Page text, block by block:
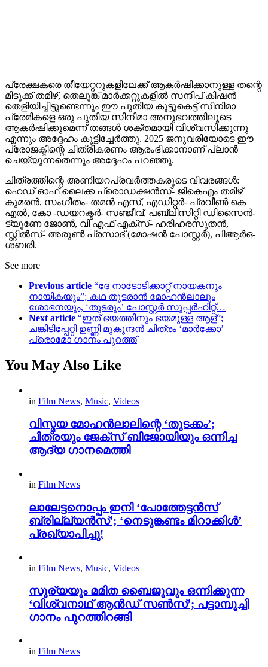
പ്രേക്ഷകരെ തീയേറ്ററുകളിലേക്ക് ആകർഷിക്കാനുള്ള തന്റെ
മിടുക്ക് തമിഴ്, തെലുങ്ക് മാർക്കറ്റുകളിൽ സന്ദീപ് കിഷൻ
തെളിയിച്ചിട്ടുണ്ടെന്നും ഈ പുതിയ കൂട്ടുകെട്ട് സിനിമാ
പ്രേമികളെ ഒരു പുതിയ സിനിമാ അനുഭവത്തിലൂടെ
ആകർഷിക്കുമെന്ന് തങ്ങൾ ശക്തമായി വിശ്വസിക്കുന്നു
എന്നും അദ്ദേഹം കൂട്ടിച്ചേർത്തു. 2025 ജനുവരിയോടെ ഈ
പ്രോജക്ടിന്റെ ചിത്രീകരണം ആരംഭിക്കാനാണ് പ്ലാൻ
ചെയ്യുന്നതെന്നും അദ്ദേഹം പറഞ്ഞു.
ചിത്രത്തിന്റെ അണിയറപ്രവർത്തകരുടെ വിവരങ്ങൾ:
ഹെഡ് ഓഫ് ലൈക്ക പ്രൊഡക്ഷൻസ്- ജികെഎം തമിഴ്
കുമരൻ, സംഗീതം- തമൻ എസ്, എഡിറ്റർ- പ്രവീൺ കെ
എൽ, കോ -ഡയറക്ടർ- സഞ്ജീവ്, പബ്ലിസിറ്റി ഡിസൈൻ-
ട്യൂണേ ജോൺ, വി എഫ് എക്സ്- ഹരിഹരസുതൻ,
സ്റ്റിൽസ്- അരുൺ പ്രസാദ് (മോഷൻ പോസ്റ്റർ), പിആർഒ-
ശബരി.
See more
Previous article “ദേ നാടോടിക്കാറ്റ് നായകനും
നായികയും”; കഥ തുടരാൻ മോഹൻലാലും
ശോഭനയും, ‘തുടരും’ പോസ്റ്റർ സൂപ്പർഹിറ്റ്…
Next article “ഇത് ഭയത്തിനും ഭയമുള്ള ആള്”;
ചങ്കിടിപ്പേറ്റി ഉണ്ണി മുകുന്ദൻ ചിത്രം ‘മാർക്കോ’
പ്രൊമോ ഗാനം പുറത്ത്
You May Also Like
in Film News, Music, Videos
വിസ്മയ മോഹൻലാലിന്റെ ‘തുടക്കം’;
ചിത്രയും ജേക്സ് ബിജോയിയും ഒന്നിച്ച
ആദ്യ ഗാനമെത്തി
in Film News
ലാലേട്ടനൊപ്പം ഇനി ‘പോത്തേട്ടൻസ്
ബ്രില്ല്യൻസ്’; ‘നെടുങ്കണ്ടം മിറാക്കിൾ’
പ്രഖ്യാപിച്ചു!
in Film News, Music, Videos
സൂര്യയും മമിത ബൈജുവും ഒന്നിക്കുന്ന
‘വിശ്വനാഥ് ആൻഡ് സൺസ്’; പട്ടാമ്പൂച്ചി
ഗാനം പുറത്തിറങ്ങി
in Film News